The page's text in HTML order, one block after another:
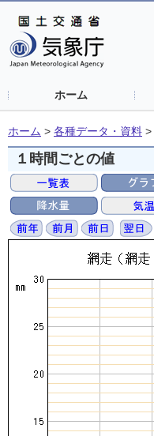
ホーム
ホーム > 各種データ・資料 >
１時間ごとの値